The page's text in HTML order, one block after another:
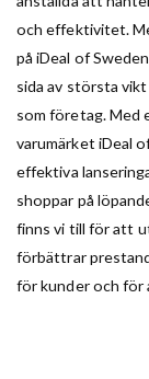
och effektivitet.
på iDeal of
sida av största
som företag. Med
varumärket iDeal
effektiva
shoppar på
finns vi till för att
förbättrar
för kunder och för